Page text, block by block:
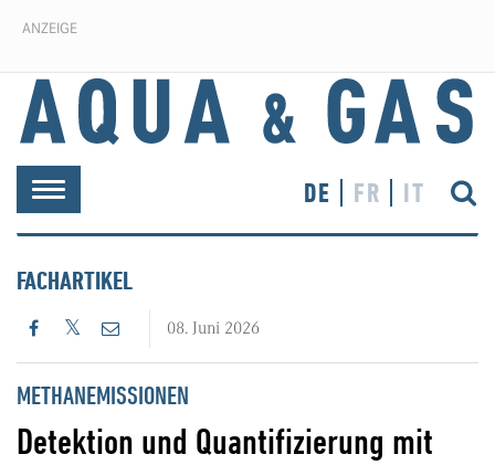
ANZEIGE
Toggle
navigation
DE FR IT
FACHARTIKEL
08. Juni 2026
METHANEMISSIONEN
Detektion und Quantifizierung mit